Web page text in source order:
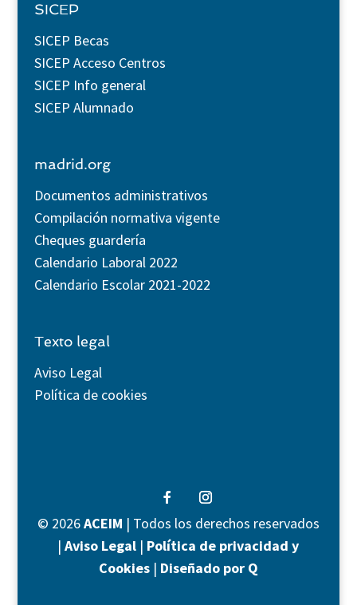
SICEP
SICEP Becas
SICEP Acceso Centros
SICEP Info general
SICEP Alumnado
madrid.org
Documentos administrativos
Compilación normativa vigente
Cheques guardería
Calendario Laboral 2022
Calendario Escolar 2021-2022
Texto legal
Aviso Legal
Política de cookies
© 2026ACEIM | Todos los derechos reservados
|Aviso Legal | Política de privacidad y
Cookies| Diseñado por Q